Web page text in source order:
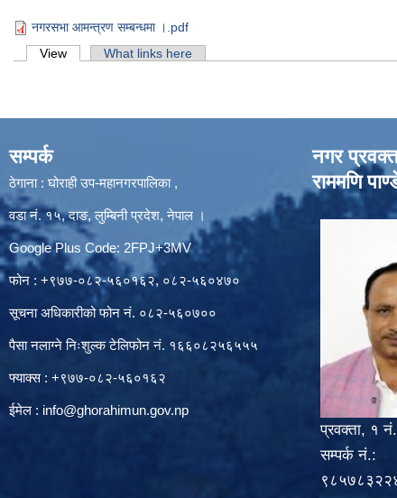
नगरसभा आमन्त्रण सम्बन्धमा ।.pdf
Primary tabs
View (active tab)What links here
सम्पर्क
ठेगाना : घोराही उप-महानगरपालिका ,
वडा नं. १५, दाङ, लुम्बिनी प्रदेश, नेपाल ।
Google Plus Code: 2FPJ+3MV
फोन : +९७७-०८२-५६०१६२, ०८२-५६०४७०
सूचना अधिकारीको फोन नं. ०८२-५६०७००
पैसा नलाग्ने निःशुल्क टेलिफोन नं. १६६०८२५६५५५
फ्याक्स : +९७७-०८२-५६०१६२
ईमेल : info@ghorahimun.gov.np
नगर
राममणि
प्रवक्ता, १
सम्पर्क नं.: